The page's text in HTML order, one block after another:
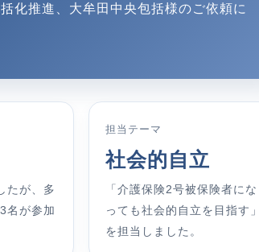
化推進、大牟田中央包括様のご依頼に
たが、多
名が参加
担当テーマ
社会的自立
「介護保険2号被保険者にな
っても社会的自立を目指す」
を担当しました。